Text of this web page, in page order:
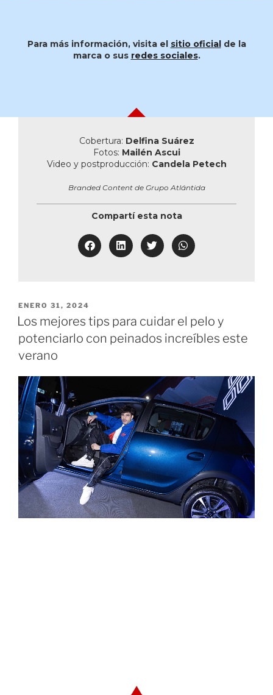
Para más información, visita el sitio oficialde la
marca o sus redes sociales.
Cobertura: Delfina Suárez
Fotos: Mailén Ascui
Video y postproducción: Candela Petech
Branded Content de Grupo Atlántida
Compartí esta nota
ENERO 31, 2024
Los mejores tips para cuidar el pelo y
potenciarlo con peinados increíbles este
verano